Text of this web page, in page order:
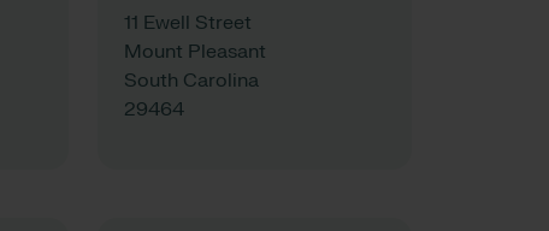
11 Ewell Street
Mount Pleasant
South Carolina
29464